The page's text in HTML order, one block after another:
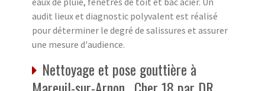
audit lieux et diagnostic polyvalent est réalisé
pour déterminer le degré de salissures et assurer
une mesure d'audience.
Nettoyage et pose gouttière à